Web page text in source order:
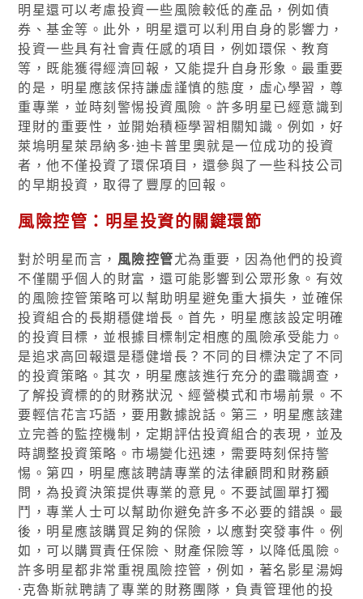
明星還可以考慮投資一些風險較低的產品，例如債
券、基金等。此外，明星還可以利用自身的影響力，
投資一些具有社會責任感的項目，例如環保、教育
等，既能獲得經濟回報，又能提升自身形象。最重要
的是，明星應該保持謙虛謹慎的態度，虛心學習，尊
重專業，並時刻警惕投資風險。許多明星已經意識到
理財的重要性，並開始積極學習相關知識。例如，好
萊塢明星萊昂納多·迪卡普里奧就是一位成功的投資
者，他不僅投資了環保項目，還參與了一些科技公司
的早期投資，取得了豐厚的回報。
風險控管：明星投資的關鍵環節
對於明星而言， 風險控管尤為重要，因為他們的投資
不僅關乎個人的財富，還可能影響到公眾形象。有效
的風險控管策略可以幫助明星避免重大損失，並確保
投資組合的長期穩健增長。首先，明星應該設定明確
的投資目標，並根據目標制定相應的風險承受能力。
是追求高回報還是穩健增長？不同的目標決定了不同
的投資策略。其次，明星應該進行充分的盡職調查，
了解投資標的的財務狀況、經營模式和市場前景。不
要輕信花言巧語，要用數據說話。第三，明星應該建
立完善的監控機制，定期評估投資組合的表現，並及
時調整投資策略。市場變化迅速，需要時刻保持警
惕。第四，明星應該聘請專業的法律顧問和財務顧
問，為投資決策提供專業的意見。不要試圖單打獨
鬥，專業人士可以幫助你避免許多不必要的錯誤。最
後，明星應該購買足夠的保險，以應對突發事件。例
如，可以購買責任保險、財產保險等，以降低風險。
許多明星都非常重視風險控管，例如，著名影星湯姆
·克魯斯就聘請了專業的財務團隊，負責管理他的投